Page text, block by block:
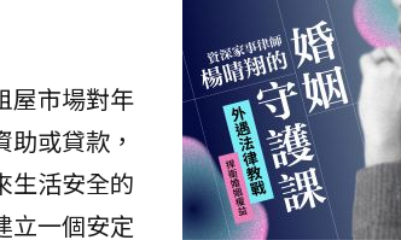
屋市場對年
或貸款，
生活安全的
立一個安定